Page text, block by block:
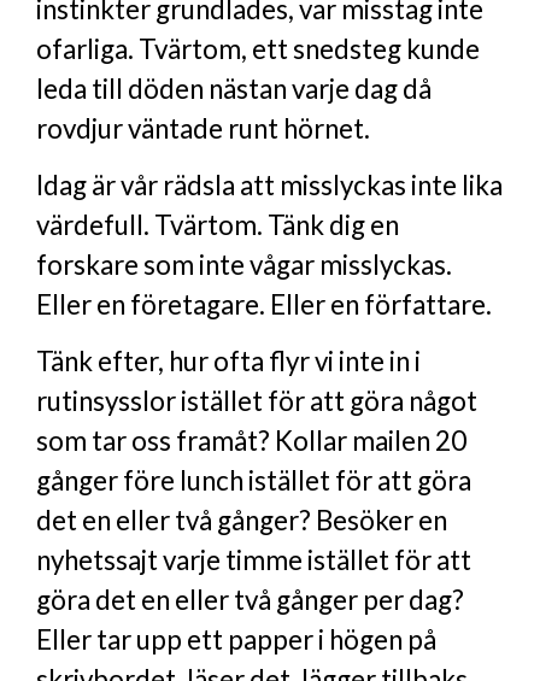
instinkter grundlades, var misstag inte
ofarliga. Tvärtom, ett snedsteg kunde
leda till döden nästan varje dag då
rovdjur väntade runt hörnet.
Idag är vår rädsla att misslyckas inte lika
värdefull. Tvärtom. Tänk dig en
forskare som inte vågar misslyckas.
Eller en företagare. Eller en författare.
Tänk efter, hur ofta flyr vi inte in i
rutinsysslor istället för att göra något
som tar oss framåt? Kollar mailen 20
gånger före lunch istället för att göra
det en eller två gånger? Besöker en
nyhetssajt varje timme istället för att
göra det en eller två gånger per dag?
Eller tar upp ett papper i högen på